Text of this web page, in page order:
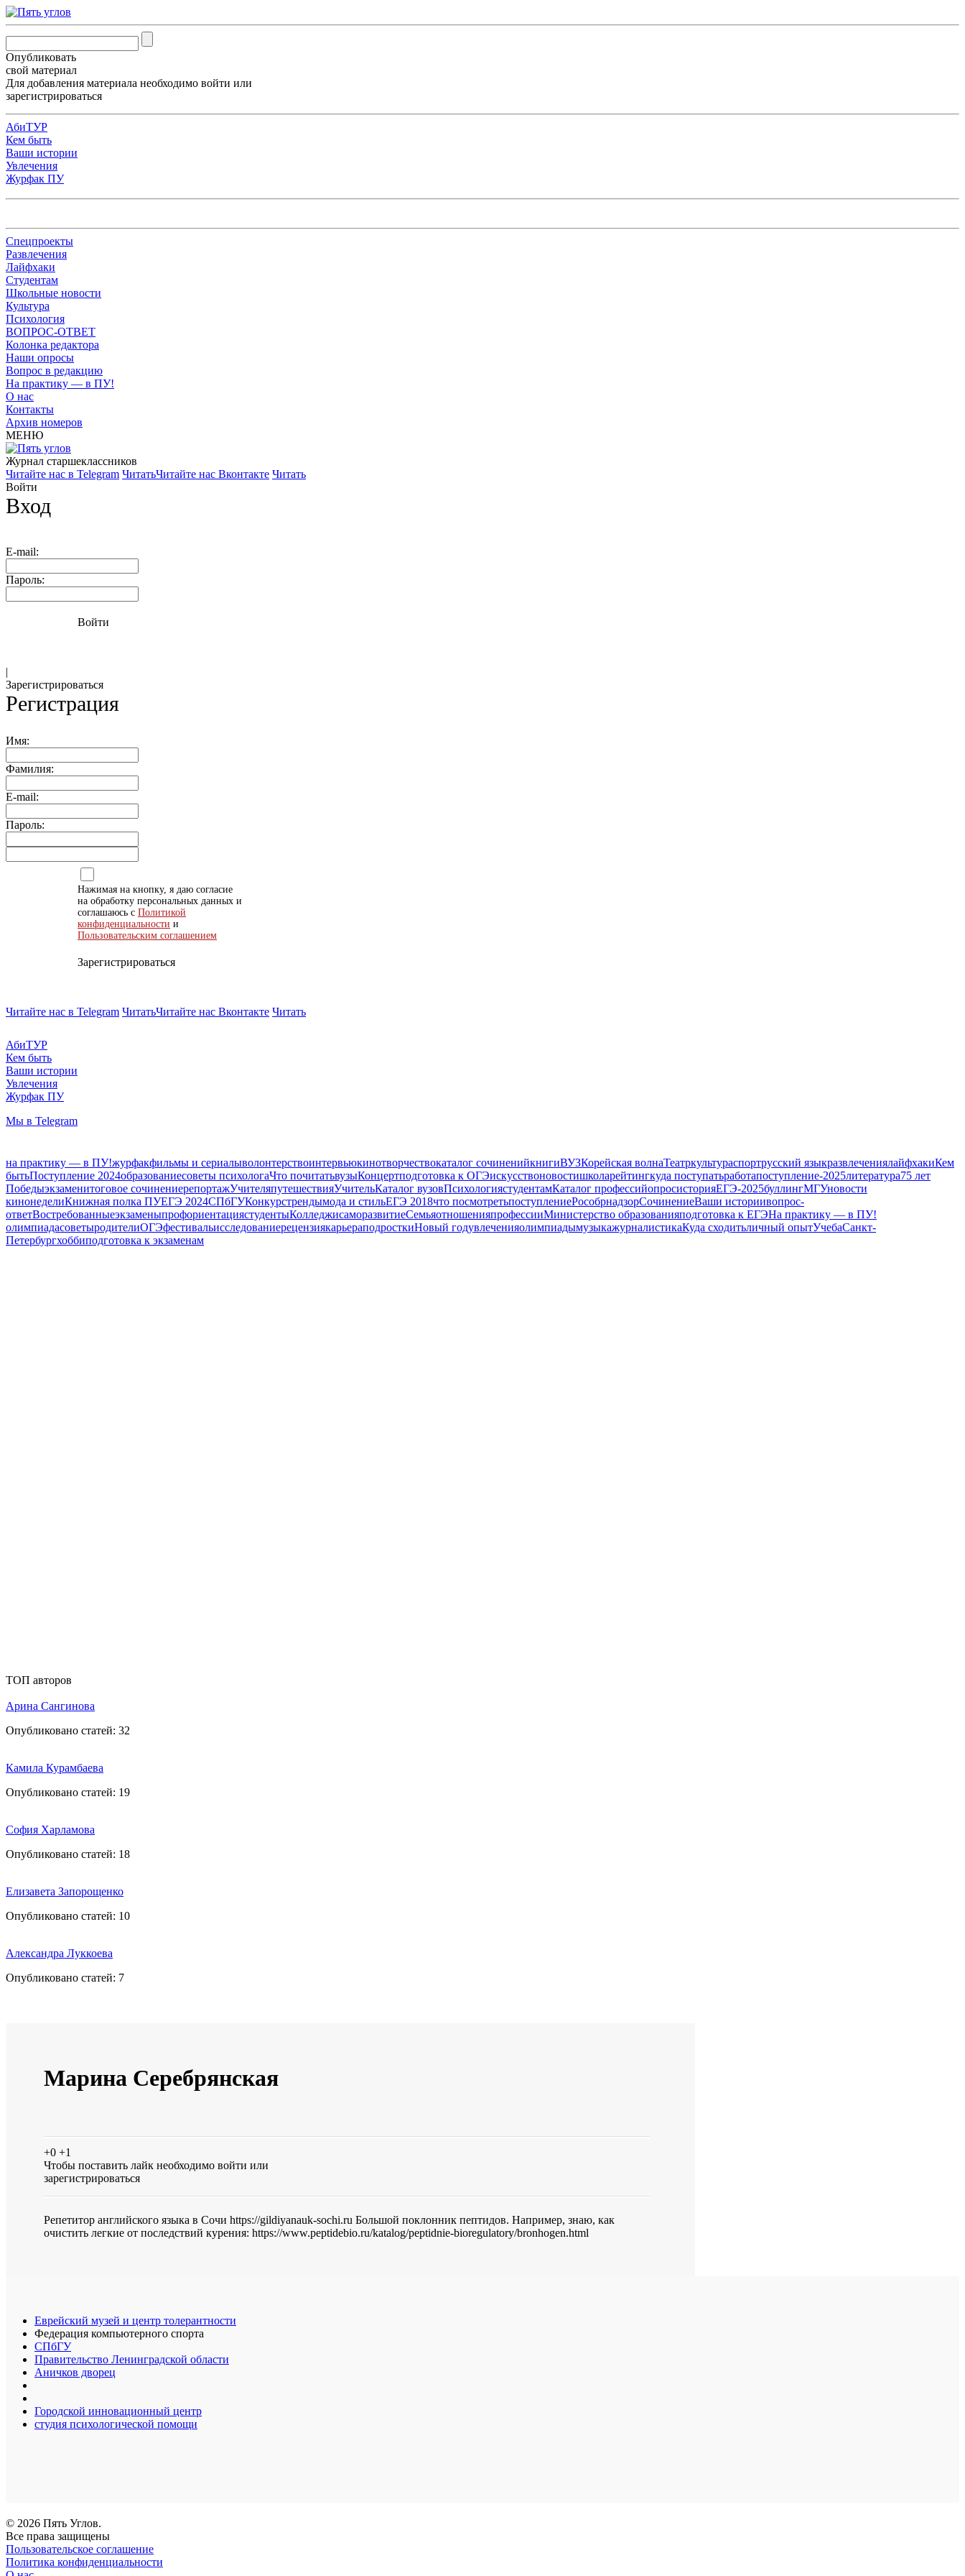
Опубликовать
свой материал
Для добавления материала необходимо войти или
зарегистрироваться
АбиТУР
Кем быть
Ваши истории
Увлечения
Журфак ПУ
Спецпроекты
Развлечения
Лайфхаки
Студентам
Школьные новости
Культура
Психология
ВОПРОС-ОТВЕТ
Колонка редактора
Наши опросы
Вопрос в редакцию
На практику — в ПУ!
О нас
Контакты
Архив номеров
МЕНЮ
Журнал старшекласcников
Читайте нас в Telegram ЧитатьЧитайте нас Вконтакте Читать
Войти
Вход
E-mail:
Пароль:
Войти
|
Зарегистрироваться
Регистрация
Имя:
Фамилия:
E-mail:
Пароль:
Нажимая на кнопку, я даю согласие
на обработку персональных данных и
соглашаюсь с Политикой
конфиденциальности и
Пользовательским соглашением
Зарегистрироваться
Читайте нас в Telegram ЧитатьЧитайте нас Вконтакте Читать
АбиТУР
Кем быть
Ваши истории
Увлечения
Журфак ПУ
Мы в Telegram
на практику — в ПУ!журфакфильмы и сериалыволонтерствоинтервьюкинотворчествокаталог сочиненийкнигиВУЗКорейская волнаТеатркультураспортрусский языкразвлечениялайфхакиКем
бытьПоступление 2024образованиесоветы психологаЧто почитатьвузыКонцертподготовка к ОГЭискусствоновостишколарейтингкуда поступатьработапоступление-2025литература75 лет
Победыэкзаменитоговое сочинениерепортажУчителяпутешествияУчительКаталог вузовПсихологиястудентамКаталог профессийопросисторияЕГЭ-2025буллингМГУновости
кинонеделиКнижная полка ПУЕГЭ 2024СПбГУКонкурстрендымода и стильЕГЭ 2018что посмотретьпоступлениеРособрнадзорСочинениеВаши историивопрос-
ответВостребованныеэкзаменыпрофориентациястудентыКолледжисаморазвитиеСемьяотношенияпрофессииМинистерство образованияподготовка к ЕГЭНа практику — в ПУ!
олимпиадасоветыродителиОГЭфестивальисследованиерецензиякарьераподросткиНовый годувлеченияолимпиадымузыкажурналистикаКуда сходитьличный опытУчебаСанкт-
Петербургхоббиподготовка к экзаменам
ТОП авторов
Арина Сангинова
Опубликовано статей: 32
Камила Курамбаева
Опубликовано статей: 19
София Харламова
Опубликовано статей: 18
Елизавета Запорощенко
Опубликовано статей: 10
Александра Луккоева
Опубликовано статей: 7
Марина Серебрянская
+0 +1
Чтобы поставить лайк необходимо войти или
зарегистрироваться
Репетитор английского языка в Сочи https://gildiyanauk-sochi.ru Большой поклонник пептидов. Например, знаю, как
очистить легкие от последствий курения: https://www.peptidebio.ru/katalog/peptidnie-bioregulatory/bronhogen.html
Еврейский музей и центр толерантности
Федерация компьютерного спорта
СПбГУ
Правительство Ленинградской области
Аничков дворец
Городской инновационный центр
студия психологической помощи
© 2026 Пять Углов.
Все права защищены
Пользовательское соглашение
Политика конфиденциальности